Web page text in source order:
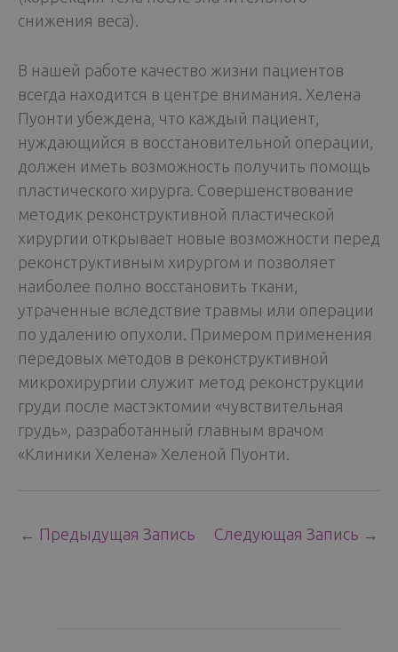
снижения веса).
В нашей работе качество жизни пациентов
всегда находится в центре внимания. Хелена
Пуонти убеждена, что каждый пациент,
нуждающийся в восстановительной операции,
должен иметь возможность получить помощь
пластического хирурга. Совершенствование
методик реконструктивной пластической
хирургии открывает новые возможности перед
реконструктивным хирургом и позволяет
наиболее полно восстановить ткани,
утраченные вследствие травмы или операции
по удалению опухоли. Примером применения
передовых методов в реконструктивной
микрохирургии служит метод реконструкции
груди после мастэктомии «чувствительная
грудь», разработанный главным врачом
«Клиники Хелена» Хеленой Пуонти.
← Предыдущая Запись Следующая Запись →